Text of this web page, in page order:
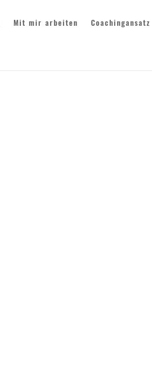
Mit mir arbeiten Coachingansatz